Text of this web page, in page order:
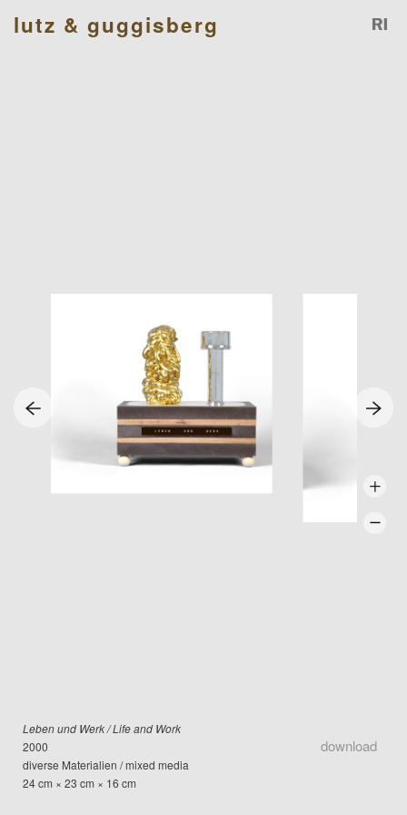
lutz & guggisberg
Leben und Werk / Life and Work
2000
diverse Materialien / mixed media
24 cm × 23 cm × 16 cm
download